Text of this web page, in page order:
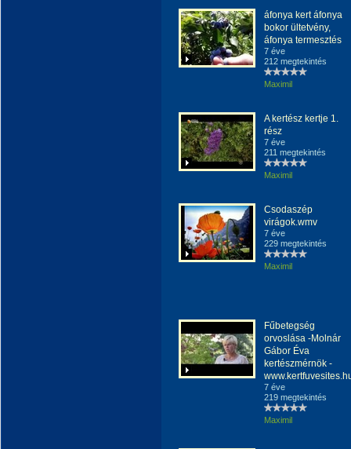
áfonya kert áfonya
bokor ültetvény,
áfonya termesztés
7 éve
212 megtekintés
Maximil
A kertész kertje 1.
rész
7 éve
211 megtekintés
Maximil
Csodaszép
virágok.wmv
7 éve
229 megtekintés
Maximil
Fűbetegség
orvoslása -Molnár
Gábor Éva
kertészmérnök -
7 éve
219 megtekintés
Maximil